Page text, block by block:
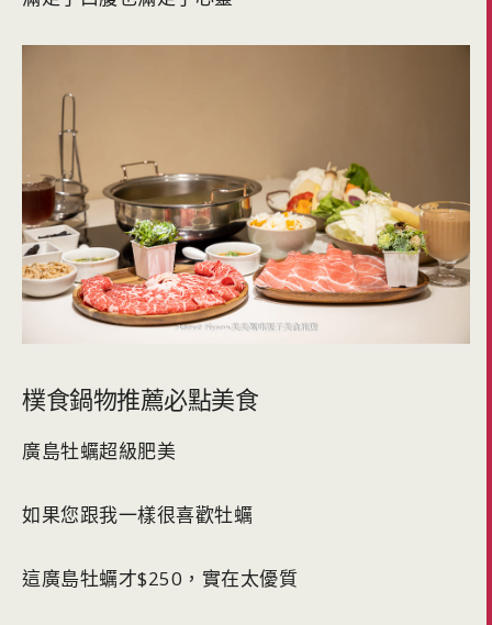
樸食鍋物推薦必點美食
廣島牡蠣超級肥美
如果您跟我一樣很喜歡牡蠣
這廣島牡蠣才$250，實在太優質